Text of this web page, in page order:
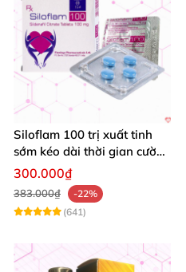
Siloflam 100 trị xuất tinh
sớm kéo dài thời gian cường
dương Nam giới
300.000₫
383.000₫
-22%
(641)